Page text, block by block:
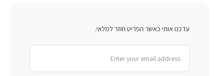
עדכנו אותי כאשר הפריט חוזר למלאי.